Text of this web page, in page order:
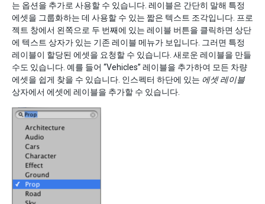
는 옵션을 추가로 사용할 수 있습니다. 레이블은 간단히 말해 특정
에셋을 그룹화하는 데 사용할 수 있는 짧은 텍스트 조각입니다. 프로
젝트 창에서 왼쪽으로 두 번째에 있는 레이블 버튼을 클릭하면 상단
에 텍스트 상자가 있는 기존 레이블 메뉴가 보입니다. 그러면 특정
레이블이 할당된 에셋을 요청할 수 있습니다. 새로운 레이블을 만들
수도 있습니다. 예를 들어 “Vehicles” 레이블을 추가하여 모든 차량
에셋을 쉽게 찾을 수 있습니다. 인스펙터 하단에 있는 에셋 레이블
상자에서 에셋에 레이블을 추가할 수 있습니다.